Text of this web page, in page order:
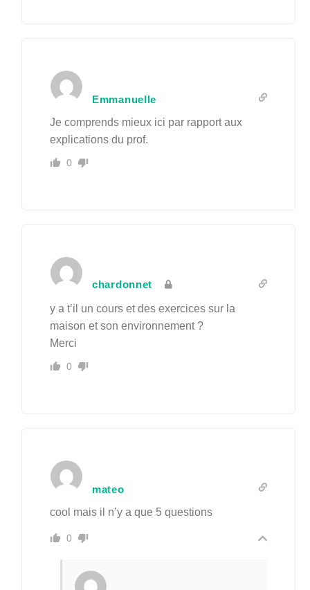
Emmanuelle
Je comprends mieux ici par rapport aux
explications du prof.
0
chardonnet
y a t’il un cours et des exercices sur la
maison et son environnement ?
Merci
0
mateo
cool mais il n’y a que 5 questions
0